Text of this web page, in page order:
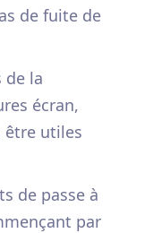
de fuite de
de la
écran,
être utiles
de passe à
par